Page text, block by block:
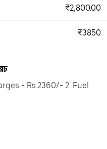
₹2,800.00
₹3850
- Rs.2360/- 2. Fuel